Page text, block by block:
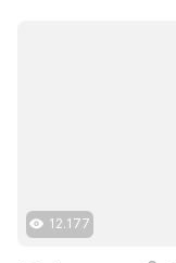
12.177